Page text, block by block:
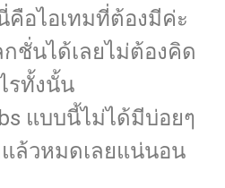
คือไอเทมที่ต้องมีค่ะ
กชั่นได้เลยไม่ต้องคิด
รทั้งนั้น
แบบนี้ไม่ได้มีบ่อยๆ
ล้วหมดเลยแน่นอน